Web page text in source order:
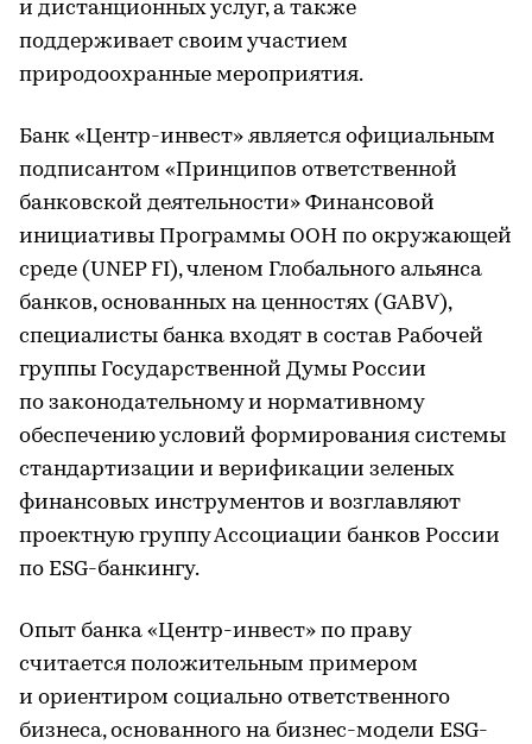
и дистанционных услуг, а также
поддерживает своим участием
природоохранные мероприятия.
Банк «Центр-инвест» является официальным
подписантом «Принципов ответственной
банковской деятельности» Финансовой
инициативы Программы ООН по окружающей
среде (UNEP FI), членом Глобального альянса
банков, основанных на ценностях (GABV),
специалисты банка входят в состав Рабочей
группы Государственной Думы России
по законодательному и нормативному
обеспечению условий формирования системы
стандартизации и верификации зеленых
финансовых инструментов и возглавляют
проектную группу Ассоциации банков России
по ESG-банкингу.
Опыт банка «Центр-инвест» по праву
считается положительным примером
и ориентиром социально ответственного
бизнеса, основанного на бизнес-модели ESG-